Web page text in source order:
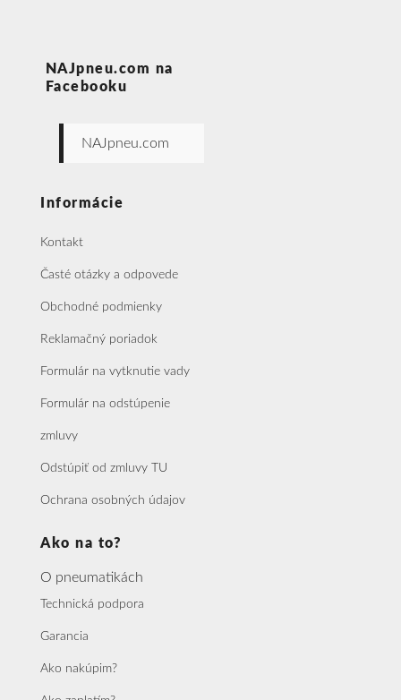
NAJpneu.com na
Facebooku
NAJpneu.com
Informácie
Kontakt
Časté otázky a odpovede
Obchodné podmienky
Reklamačný poriadok
Formulár na vytknutie vady
Formulár na odstúpenie
zmluvy
Odstúpiť od zmluvy TU
Ochrana osobných údajov
Ako na to?
O pneumatikách
Technická podpora
Garancia
Ako nakúpim?